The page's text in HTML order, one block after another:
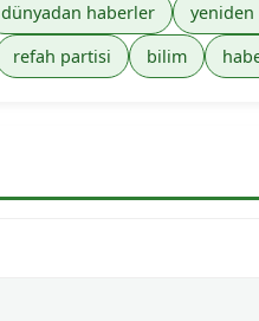
dünyadan haberler
refah partisi bilim